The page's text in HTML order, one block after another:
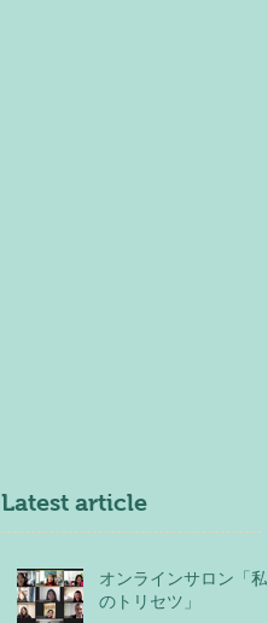
Latest article
オンラインサロン「私
のトリセツ」